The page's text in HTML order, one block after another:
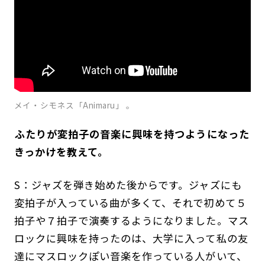
メイ・シモネス「Animaru」 。
――ふたりが変拍子の音楽に興味を持つようになった
きっかけを教えて。
S：ジャズを弾き始めた後からです。ジャズにも
変拍子が入っている曲が多くて、それで初めて５
拍子や７拍子で演奏するようになりました。マス
ロックに興味を持ったのは、大学に入って私の友
達にマスロックぽい音楽を作っている人がいて、